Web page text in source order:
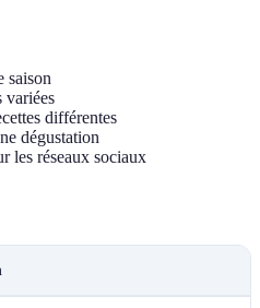
saison
variées
différentes
dégustation
les réseaux sociaux